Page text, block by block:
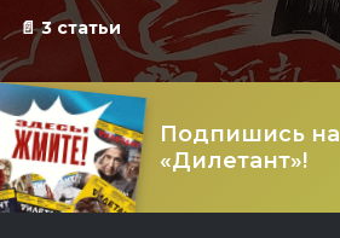
📄 3 статьи
Подпишись на
«Дилетант»!